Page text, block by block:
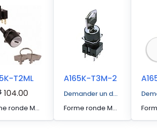
T2ML
104.00
Forme ronde Méthode de réinitialisation manuelle Interrupteur à clé
A165K-T3M-2
Demander un devis
Forme ronde Méthode de réarmement manuel Contact bipolaire à double détente (DPDT) Configuration du contact Interrupteur à clé